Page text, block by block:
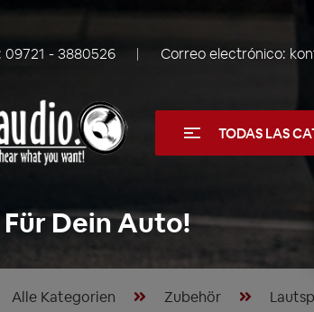
09721 - 3880526 Correo electrónico:
TODAS LAS
Dein Auto!
Alle Kategorien Zubehör